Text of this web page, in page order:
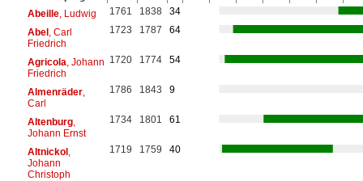
Abeille, Ludwig 1761 1838
34
Abel, Carl
Friedrich
1723 1787 64
Agricola , Johann
Friedrich
1720 1774 54
Almenräder,
Carl
1786 1843 9
Altenburg,
Johann Ernst
1734 1801 61
Altnickol,
Johann
Christoph
1719 1759 40